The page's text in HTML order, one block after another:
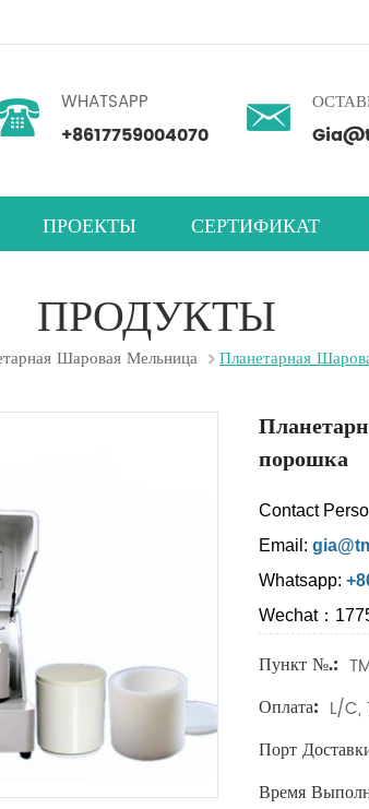
WHATSAPP
+8617759004070
ПРОЕКТЫ СЕРТИФИКАТ
ПРОДУКТЫ
Шаровая Мельница Планетарная
порошка
Contact
Email:
Whatsapp:
Wechat：
Пункт №.:
Оплата: L/C,
Порт
Время